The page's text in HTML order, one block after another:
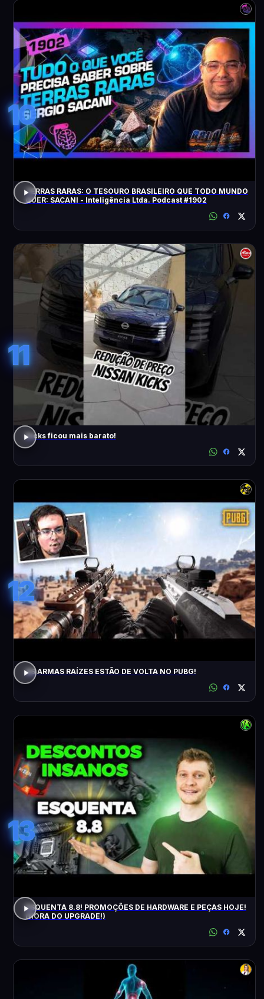
10
TERRAS RARAS: O TESOURO BRASILEIRO QUE TODO MUNDO
QUER: SACANI - Inteligência Ltda. Podcast #1902
11
Kicks ficou mais barato!
12
AS ARMAS RAÍZES ESTÃO DE VOLTA NO PUBG!
13
ESQUENTA 8.8! PROMOÇÕES DE HARDWARE E PEÇAS HOJE!
(HORA DO UPGRADE!)